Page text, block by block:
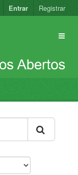
Entrar Registrar